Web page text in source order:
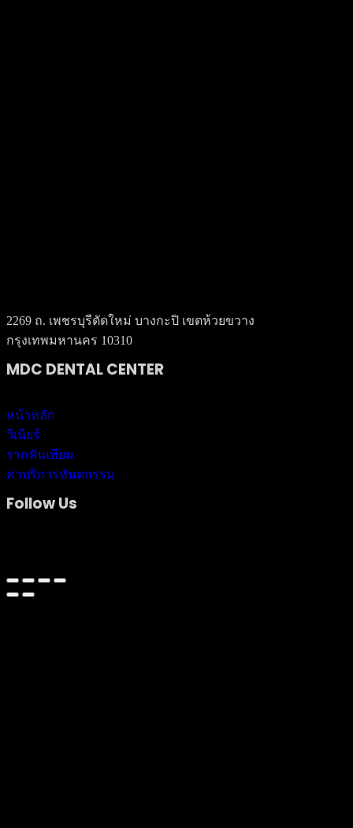
2269 ถ. เพชรบุรีตัดใหม่ บางกะปิ เขตห้วยขวาง
กรุงเทพมหานคร 10310
MDC DENTAL CENTER
หน้าหลัก
วีเนียร์
รากฟันเทียม
ค่าบริการทันตกรรม
Follow Us